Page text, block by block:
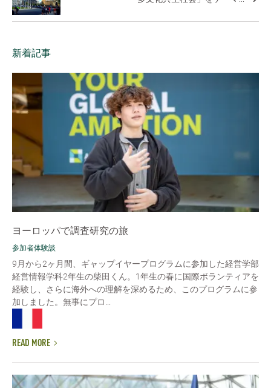
新着記事
ヨーロッパで調査研究の旅
参加者体験談
9月から2ヶ月間、ギャップイヤープログラムに参加した経営学部
経営情報学科2年生の柴田くん。1年生の春に国際ボランティアを
経験し、さらに海外への理解を深めるため、このプログラムに参
加しました。無事にプロ...
READ MORE